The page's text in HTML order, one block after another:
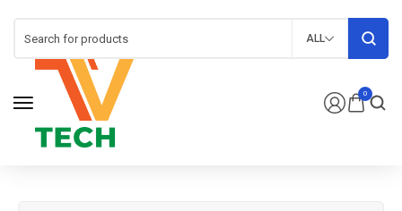
0
ALL